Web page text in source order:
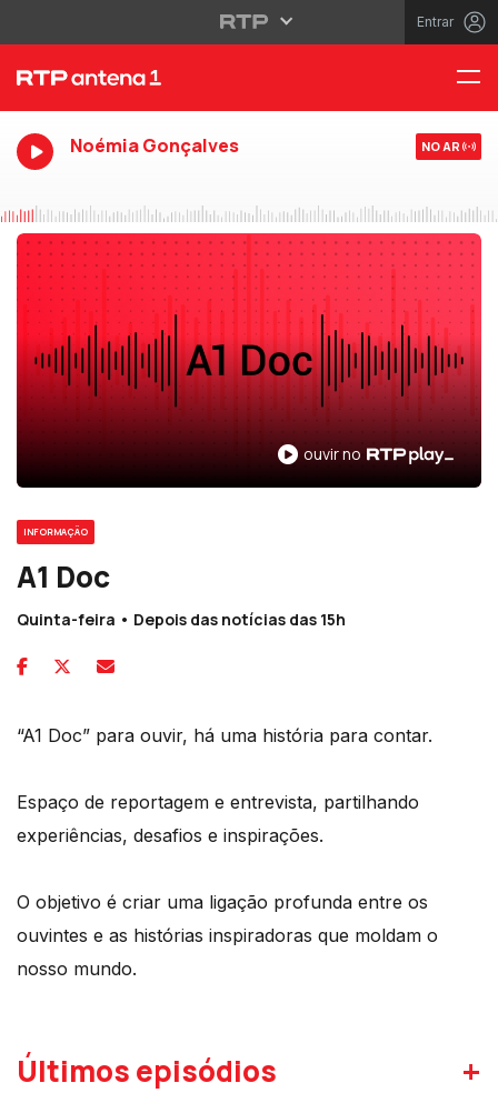
Entrar
Noémia Gonçalves NO AR
ouvir no
INFORMAÇÃO
A1 Doc
Quinta-feira • Depois das notícias das 15h
“A1 Doc” para ouvir, há uma história para contar.
Espaço de reportagem e entrevista, partilhando
experiências, desafios e inspirações.
O objetivo é criar uma ligação profunda entre os
ouvintes e as histórias inspiradoras que moldam o
nosso mundo.
Últimos episódios +